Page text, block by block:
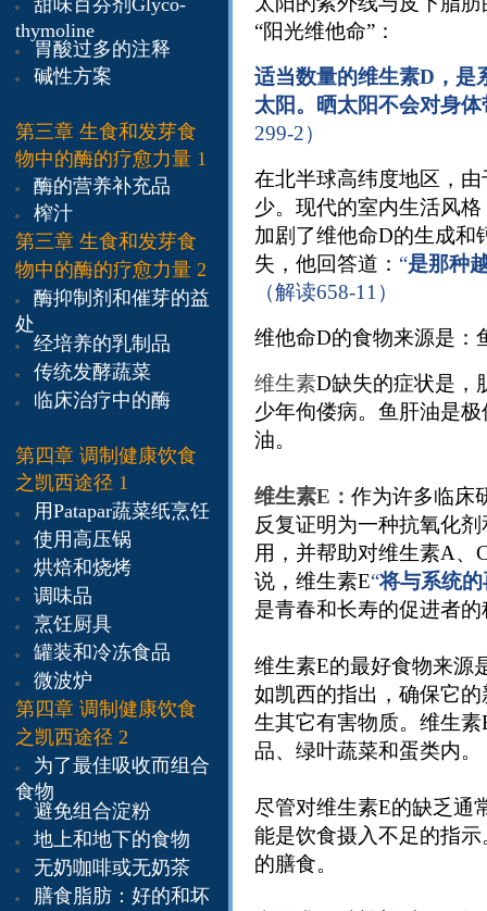
甜味百芬剂Glyco-
thymoline
胃酸过多的注释
碱性方案
第三章 生食和发芽食
物中的酶的疗愈力量 1
酶的营养补充品
榨汁
​第三章 生食和发芽食
物中的酶的疗愈力量 2
酶抑制剂和催芽的益
处
经培养的乳制品
传统发酵蔬菜
临床治疗中的酶
第四章 调制健康饮食
之凯西途径 1
用Patapar蔬菜纸烹饪
使用高压锅
烘焙和烧烤
调味品
烹饪厨具
罐装和冷冻食品
微波炉
​第四章 调制健康饮食
之凯西途径 2
为了最佳吸收而组合
食物
避免组合淀粉
地上和地下的食物
无奶咖啡或无奶茶
膳食脂肪：好的和坏
“阳光维他命”：
适当数量的维生素D，是
太阳。晒太阳不会对身
299-2）
在北半球高纬度地区，
少。现代的室内生活风
加剧了维他命D的生成和
失，他回答道： “是那种
（解读658-11）
维他命D的食物来源是：
维生素D缺失的症状是，
少年佝偻病。鱼肝油是
油。
维生素E ： 作为许多临床
反复证明为一种抗氧化
用，并帮助对维生素A、
说，维生素E“将与系统
是青春和长寿的促进者
维生素E的最好食物来源
如凯西的指出，确保它
生其它有害物质。维生
品、绿叶蔬菜和蛋类内。
尽管对维生素E的缺乏通
能是饮食摄入不足的指
的膳食。